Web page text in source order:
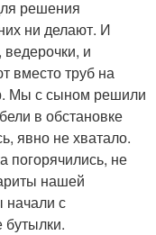
решения
ни делают. И
и
вместо труб на
Мы с сыном решили
в обстановке
явно не хватало.
погорячились, не
нашей
начали с
бутылки.